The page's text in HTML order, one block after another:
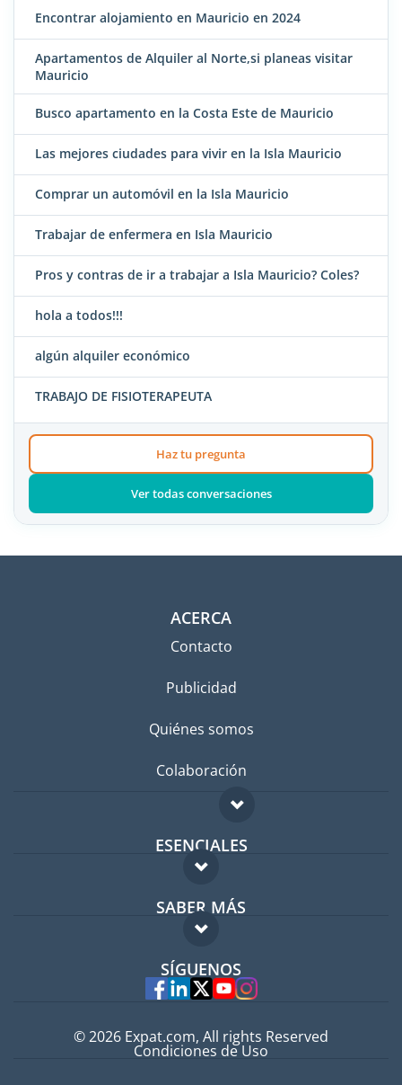
Encontrar alojamiento en Mauricio en 2024
Apartamentos de Alquiler al Norte,si planeas visitar
Mauricio
Busco apartamento en la Costa Este de Mauricio
Las mejores ciudades para vivir en la Isla Mauricio
Comprar un automóvil en la Isla Mauricio
Trabajar de enfermera en Isla Mauricio
Pros y contras de ir a trabajar a Isla Mauricio? Coles?
hola a todos!!!
algún alquiler económico
TRABAJO DE FISIOTERAPEUTA
Haz tu pregunta
Ver todas conversaciones
ACERCA
Contacto
Publicidad
Quiénes somos
Colaboración
ESENCIALES
Foro para expatriados
Guía para expatriados
Trabajos en el extranjero
SABER MÁS
FAQ
Expertos
SÍGUENOS
© 2026 Expat.com, All rights Reserved
Condiciones de Uso